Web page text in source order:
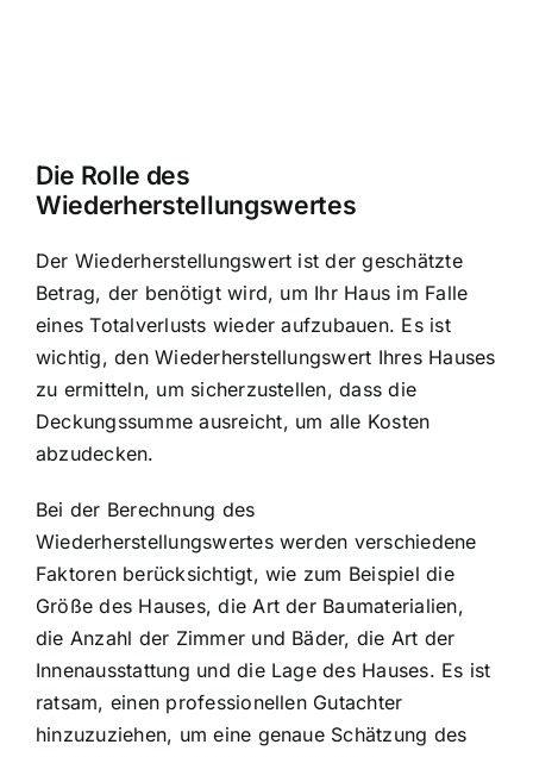
Die Rolle des
Wiederherstellungswertes
Der Wiederherstellungswert ist der geschätzte
Betrag, der benötigt wird, um Ihr Haus im Falle
eines Totalverlusts wieder aufzubauen. Es ist
wichtig, den Wiederherstellungswert Ihres Hauses
zu ermitteln, um sicherzustellen, dass die
Deckungssumme ausreicht, um alle Kosten
abzudecken.
Bei der Berechnung des
Wiederherstellungswertes werden verschiedene
Faktoren berücksichtigt, wie zum Beispiel die
Größe des Hauses, die Art der Baumaterialien,
die Anzahl der Zimmer und Bäder, die Art der
Innenausstattung und die Lage des Hauses. Es ist
ratsam, einen professionellen Gutachter
hinzuzuziehen, um eine genaue Schätzung des